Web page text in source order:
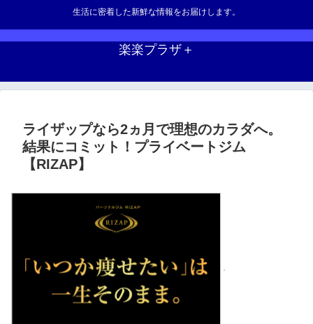
生活に密着した新鮮な情報をお届けします。
楽楽プラザ＋
ライザップなら2ヵ月で理想のカラダへ。
結果にコミット！プライベートジム
【RIZAP】